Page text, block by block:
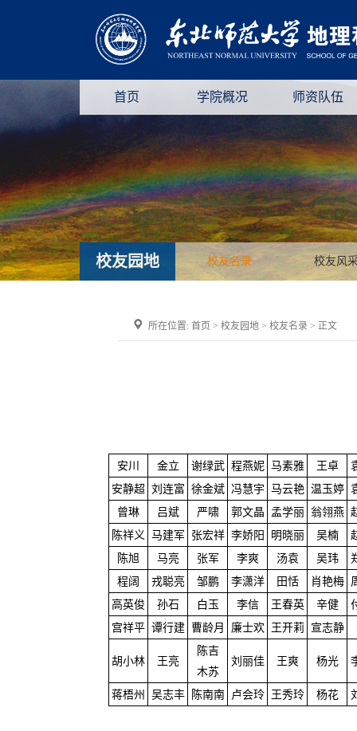
首页 学院概况 师资队伍
校友园地 校友名录 校友风
所在位置: 首页 > 校友园地 > 校友名录 > 正文
安川 金立 谢绿武 程燕妮 马素雅 王卓
安静超 刘连富 徐金斌 冯慧宇 马云艳 温玉婷
曾琳
吕斌 严啸 郭文晶 孟学丽 翁翎燕
陈祥义 马建军 张宏祥 李娇阳 明晓丽 吴楠
陈旭
马亮 张军 李爽 汤袁 吴玮
程阔
戎聪亮 邹鹏 李潇洋 田恬 肖艳梅
高英俊
孙石 白玉 李信 王春英 辛健
宫祥平 谭行建 曹龄月 廉士欢 王开莉 宣志静
胡小林 王亮
陈吉
木苏
刘丽佳 王爽 杨光
蒋梧州 吴志丰 陈南南 卢会玲 王秀玲 杨花